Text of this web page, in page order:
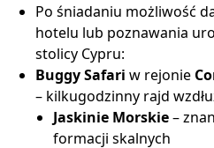
Po śniadaniu możliwość
hotelu lub poznawania
stolicy Cypru:
Buggy Safari w rejonie
– kilkugodzinny rajd
Jaskinie Morskie–
formacji skalnych